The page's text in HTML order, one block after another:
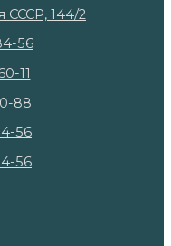
СССР, 144/2
56
11
88
56
56